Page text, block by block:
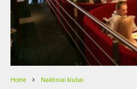
Home Naktiniai klubai